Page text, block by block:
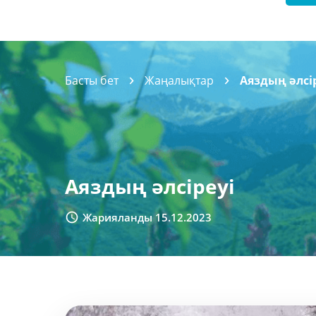
Басты бет Жаңалықтар Аяздың
Аяздың әлсіреуі
Жарияланды 15.12.2023